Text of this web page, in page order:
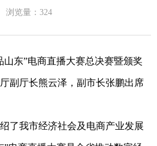
浏览量： 324
山东”电商直播大赛总决赛暨颁奖
副厅长熊云泽，副市长张鹏出席
了我市经济社会及电商产业发展